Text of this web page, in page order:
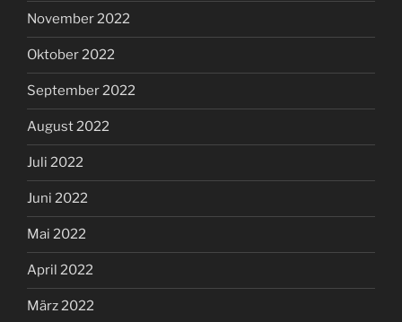
November 2022
Oktober 2022
September 2022
August 2022
Juli 2022
Juni 2022
Mai 2022
April 2022
März 2022